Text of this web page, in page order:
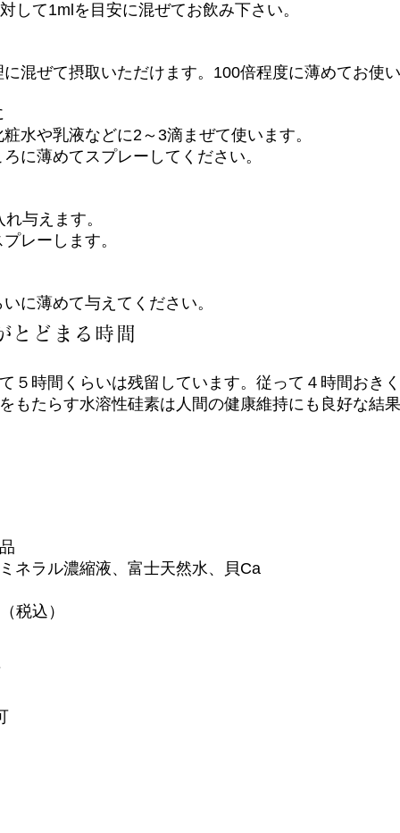
して1mlを目安に混ぜてお飲み下さい。
混ぜて摂取いただけます。100倍程度に薄めてお使
や乳液などに2～3滴まぜて使います。
薄めてスプレーしてください。
与えます。
レーします。
に薄めて与えてください。
とどまる時間
５時間くらいは残留しています。従って４時間おき
もたらす水溶性硅素は人間の健康維持にも良好な結
ネラル濃縮液、富士天然水、貝Ca
税込）